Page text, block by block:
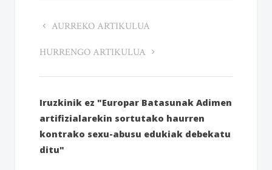
AURREKO ARTIKULUA
HURRENGO ARTIKULUA
Iruzkinik ez "Europar Batasunak Adimen
artifizialarekin sortutako haurren
kontrako sexu-abusu edukiak debekatu
ditu"